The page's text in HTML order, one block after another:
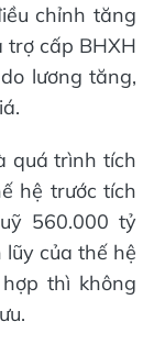
chỉnh tăng
trợ cấp BHXH
lương tăng,
quá trình tích
hệ trước tích
560.000 tỷ
của thế hệ
thì không